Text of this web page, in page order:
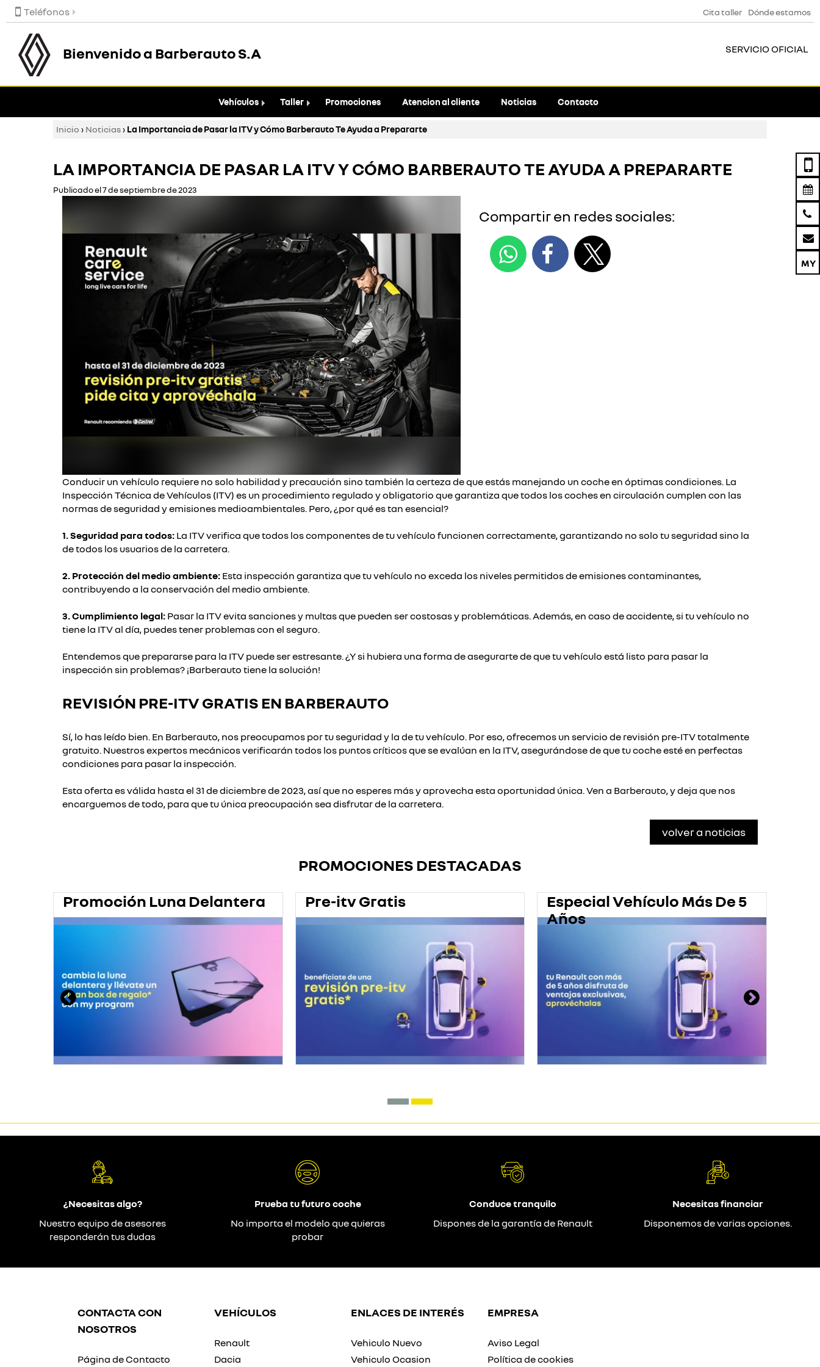
Teléfonos Cita taller Dónde estamos
Bienvenido a Barberauto S.A SERVICIO OFICIAL
Vehículos Taller Promociones Atencion al cliente Noticias Contacto
Inicio › Noticias› La Importancia de Pasar la ITV y Cómo Barberauto Te Ayuda a Prepararte
LA IMPORTANCIA DE PASAR LA ITV Y CÓMO BARBERAUTO TE AYUDA A PREPARARTE
Publicado el 7 de septiembre de 2023
Compartir en redes sociales:
Conducir un vehículo requiere no solo habilidad y precaución sino también la certeza de que estás manejando un coche en óptimas condiciones. La
Inspección Técnica de Vehículos (ITV) es un procedimiento regulado y obligatorio que garantiza que todos los coches en circulación cumplen con las
normas de seguridad y emisiones medioambientales. Pero, ¿por qué es tan esencial?
1. Seguridad para todos: La ITV verifica que todos los componentes de tu vehículo funcionen correctamente, garantizando no solo tu seguridad sino la
de todos los usuarios de la carretera.
2. Protección del medio ambiente: Esta inspección garantiza que tu vehículo no exceda los niveles permitidos de emisiones contaminantes,
contribuyendo a la conservación del medio ambiente.
3. Cumplimiento legal: Pasar la ITV evita sanciones y multas que pueden ser costosas y problemáticas. Además, en caso de accidente, si tu vehículo no
tiene la ITV al día, puedes tener problemas con el seguro.
Entendemos que prepararse para la ITV puede ser estresante. ¿Y si hubiera una forma de asegurarte de que tu vehículo está listo para pasar la
inspección sin problemas? ¡Barberauto tiene la solución!
REVISIÓN PRE-ITV GRATIS EN BARBERAUTO
Sí, lo has leído bien. En Barberauto, nos preocupamos por tu seguridad y la de tu vehículo. Por eso, ofrecemos un servicio de revisión pre-ITV totalmente
gratuito. Nuestros expertos mecánicos verificarán todos los puntos críticos que se evalúan en la ITV, asegurándose de que tu coche esté en perfectas
condiciones para pasar la inspección.
Esta oferta es válida hasta el 31 de diciembre de 2023, así que no esperes más y aprovecha esta oportunidad única. Ven a Barberauto, y deja que nos
encarguemos de todo, para que tu única preocupación sea disfrutar de la carretera.
volver a noticias
PROMOCIONES DESTACADAS
Promoción Luna Delantera
Pre-itv Gratis
Especial Vehículo Más De 5
Años
¿Necesitas algo?
Nuestro equipo de asesores
responderán tus dudas
Prueba tu futuro coche
No importa el modelo que quieras
probar
Conduce tranquilo
Dispones de la garantía de Renault
Necesitas financiar
Disponemos de varias opciones.
CONTACTA CON
NOSOTROS
Página de Contacto
VEHÍCULOS
Renault
Dacia
ENLACES DE INTERÉS
Vehiculo Nuevo
Vehiculo Ocasion
EMPRESA
Aviso Legal
Política de cookies